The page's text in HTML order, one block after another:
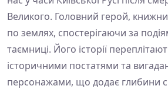
Великого. Головний герой,
по землях, спостерігаючи за
таємниці. Його історії
історичними постатями та
персонажами, що додає глибини